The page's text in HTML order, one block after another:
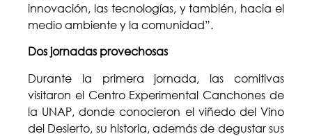
innovación, las tecnologías, y también, hacia el
medio ambiente y la comunidad”.
Dos jornadas provechosas
Durante la primera jornada, las comitivas
visitaron el Centro Experimental Canchones de
la UNAP, donde conocieron el viñedo del Vino
del Desierto, su historia, además de degustar sus